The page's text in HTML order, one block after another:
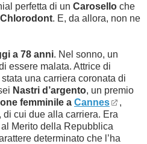
perfetta di un Carosello che
. E, da allora, non ne
a 78 anni. Nel sonno, un
essere malata. Attrice di
una carriera coronata di
Nastri d’argento, un premio
femminile a Cannes
,
, di cui due alla carriera. Era
Merito della Repubblica
determinato che l’ha